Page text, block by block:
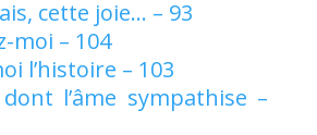
cette joie… – 93
moi – 104
l’histoire – 103
l’âme sympathise –